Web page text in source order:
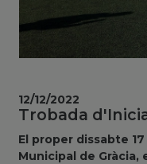
Trobada
El proper dissabte
Municipal de Gràcia,
12/12/2022